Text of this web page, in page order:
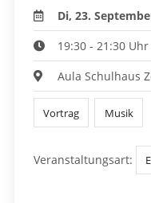
Di, 23.
19:30 - 21:30 Uhr
Aula Schulhaus
Vortrag Musik
Veranstaltungsart: